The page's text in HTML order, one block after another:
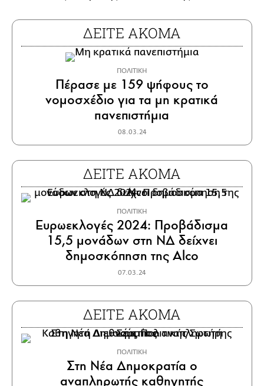
ΔΕΙΤΕ ΑΚΟΜΑ
ΠΟΛΙΤΙΚΗ
Πέρασε με 159 ψήφους το
νομοσχέδιο για τα μη κρατικά
πανεπιστήμια
08.03.24
ΔΕΙΤΕ ΑΚΟΜΑ
ΠΟΛΙΤΙΚΗ
Ευρωεκλογές 2024: Προβάδισμα
15,5 μονάδων στη ΝΔ δείχνει
δημοσκόπηση της Alco
07.03.24
ΔΕΙΤΕ ΑΚΟΜΑ
ΠΟΛΙΤΙΚΗ
Στη Νέα Δημοκρατία ο
αναπληρωτής καθηγητής